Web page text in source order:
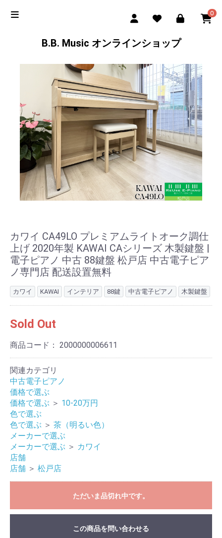
0
B.B. Music オンラインショップ
カワイ CA49LO プレミアムライトオーク調仕
上げ 2020年製 KAWAI CAシリーズ 木製鍵盤 |
電子ピアノ 中古 88鍵盤 松戸店 中古電子ピア
ノ専門店 配送設置無料
カワイ KAWAI インテリア 88鍵 中古電子ピアノ 木製鍵盤
Sold Out
商品コード： 2000000006611
関連カテゴリ
中古電子ピアノ
価格で選ぶ
価格で選ぶ ＞ 10-20万円
色で選ぶ
色で選ぶ ＞ 茶（明るい色）
メーカーで選ぶ
メーカーで選ぶ ＞ カワイ
店舗
店舗 ＞ 松戸店
ただいま品切れ中です。
この商品を問い合わせる